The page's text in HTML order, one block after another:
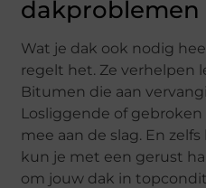
dakproblemen
Wat je dak ook nodig
regelt het. Ze verhelpen
Bitumen die aan
Losliggende of
mee aan de slag. En
kun je met een gerust
om jouw dak in